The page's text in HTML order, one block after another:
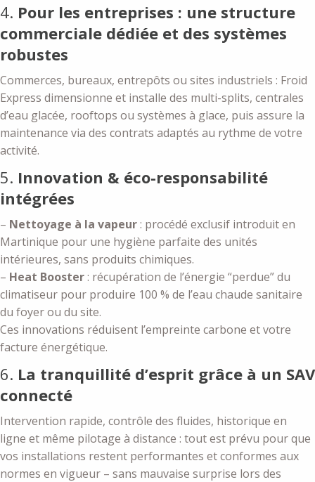
4. Pour les entreprises : une structure
commerciale dédiée et des systèmes
robustes
Commerces, bureaux, entrepôts ou sites industriels : Froid
Express dimensionne et installe des multi-splits, centrales
d’eau glacée, rooftops ou systèmes à glace, puis assure la
maintenance via des contrats adaptés au rythme de votre
activité.
5. Innovation & éco-responsabilité
intégrées
– Nettoyage à la vapeur: procédé exclusif introduit en
Martinique pour une hygiène parfaite des unités
intérieures, sans produits chimiques.
– Heat Booster: récupération de l’énergie “perdue” du
climatiseur pour produire 100 % de l’eau chaude sanitaire
du foyer ou du site.
Ces innovations réduisent l’empreinte carbone et votre
facture énergétique.
6. La tranquillité d’esprit grâce à un SAV
connecté
Intervention rapide, contrôle des fluides, historique en
ligne et même pilotage à distance : tout est prévu pour que
vos installations restent performantes et conformes aux
normes en vigueur – sans mauvaise surprise lors des